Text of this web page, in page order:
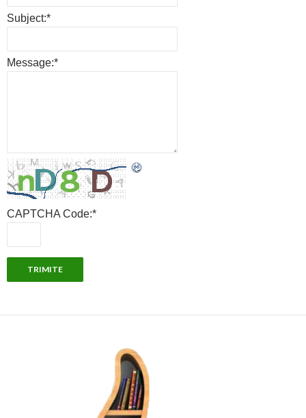
Subject:*
Message:*
CAPTCHA Code:*